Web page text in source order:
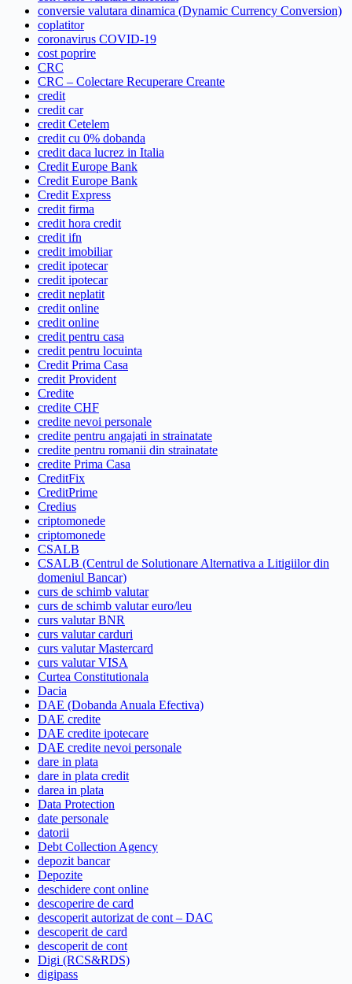
conversie valutara dinamica (Dynamic Currency Conversion)
coplatitor
coronavirus COVID-19
cost poprire
CRC
CRC – Colectare Recuperare Creante
credit
credit car
credit Cetelem
credit cu 0% dobanda
credit daca lucrez in Italia
Credit Europe Bank
Credit Europe Bank
Credit Express
credit firma
credit hora credit
credit ifn
credit imobiliar
credit ipotecar
credit ipotecar
credit neplatit
credit online
credit online
credit pentru casa
credit pentru locuinta
Credit Prima Casa
credit Provident
Credite
credite CHF
credite nevoi personale
credite pentru angajati in strainatate
credite pentru romanii din strainatate
credite Prima Casa
CreditFix
CreditPrime
Credius
criptomonede
criptomonede
CSALB
CSALB (Centrul de Solutionare Alternativa a Litigiilor din
domeniul Bancar)
curs de schimb valutar
curs de schimb valutar euro/leu
curs valutar BNR
curs valutar carduri
curs valutar Mastercard
curs valutar VISA
Curtea Constitutionala
Dacia
DAE (Dobanda Anuala Efectiva)
DAE credite
DAE credite ipotecare
DAE credite nevoi personale
dare in plata
dare in plata credit
darea in plata
Data Protection
date personale
datorii
Debt Collection Agency
depozit bancar
Depozite
deschidere cont online
descoperire de card
descoperit autorizat de cont – DAC
descoperit de card
descoperit de cont
Digi (RCS&RDS)
digipass